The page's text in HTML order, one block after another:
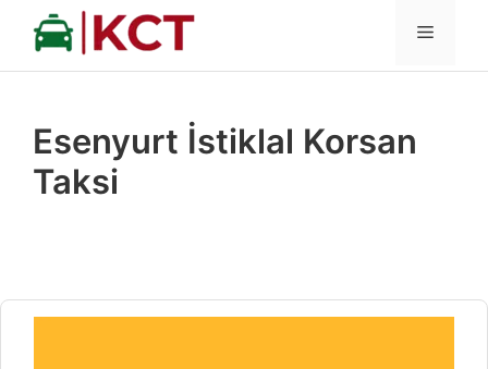
İçeriğe
MENÜ
Esenyurt İstiklal Korsan
Taksi